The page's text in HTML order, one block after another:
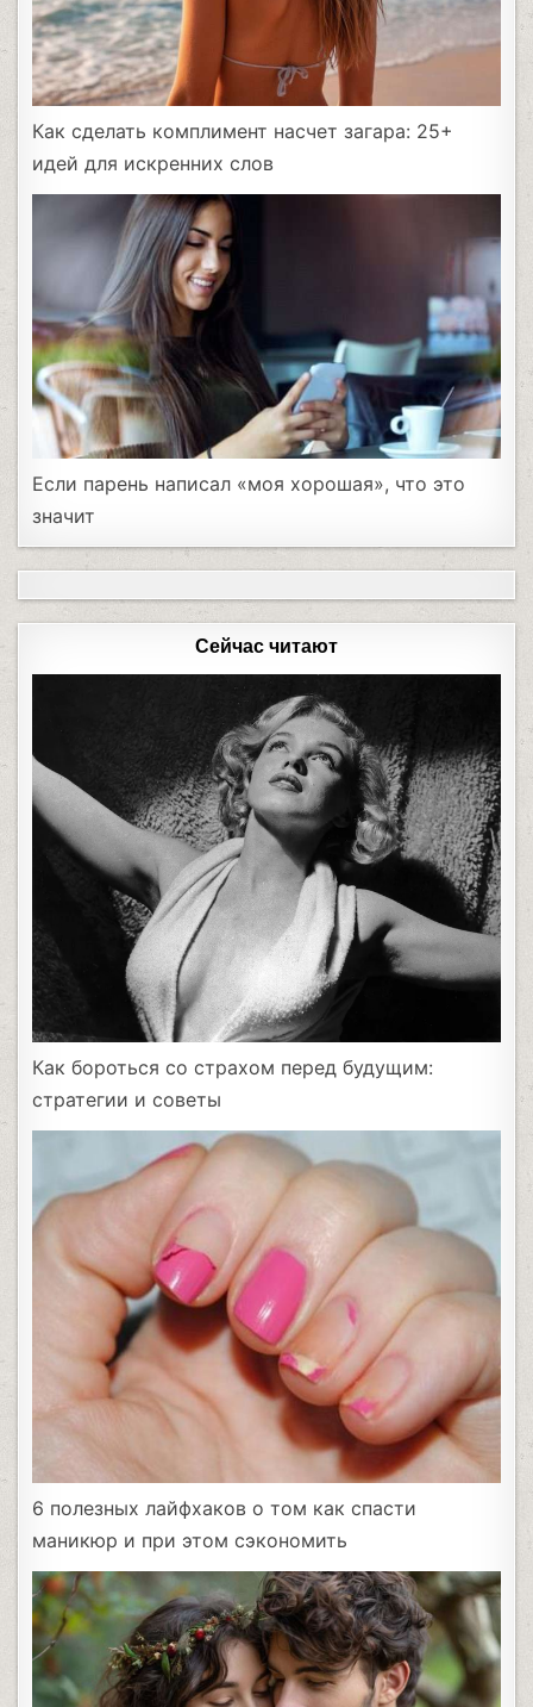
Как сделать комплимент насчет загара: 25+
идей для искренних слов
Если парень написал «моя хорошая», что это
значит
Сейчас читают
Как бороться со страхом перед будущим:
стратегии и советы
6 полезных лайфхаков о том как спасти
маникюр и при этом сэкономить